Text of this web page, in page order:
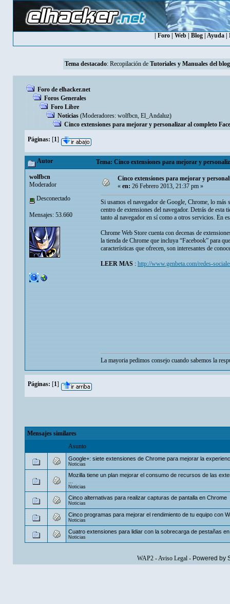
Foro Web Blog Ayuda
Tema destacado: Recopilación de Tutoriales y Manuales del blog
Foro de elhacker.net
Foros Generales
Foro Libre
Noticias (Moderadores: wolfbcn, El_Andaluz)
Cinco extensiones para mejorar y personalizar al completo
Páginas: [1]
Autor Tema: Cinco extensiones para mejorar y
wolfbcn
Moderador
Desconectado
Mensajes: 53.660
Cinco extensiones para mejorar y
«en:26 Febrero 2013, 21:37 pm »
Si usamos el navegador de Google, Chrome, lo más
centro de extensiones del navegador. Detrás de
tanto al navegador en sí como a otros servicios. En
Chrome Web Store cuenta con decenas de
la tienda de Chrome que incluya “Facebook” para
características que ofrecen, son interesantes de
LEER MAS:http://www.genbeta.com/redes-
La mayoria pedimos consejo cuando sabemos la
Páginas: [1]
Mensajes similares
Asunto
Google+: siete extensiones de Chrome para mejorar la
Noticias
Mozilla tiene un plan mejorar el consumo de recursos de las
...
Noticias
Cinco alternativas para realizar capturas de pantalla en Chrome
Noticias
Cinco programas para mejorar el rendimiento de tu equipo con
Noticias
Cuatro extensiones para lidiar con la sobrecarga de pestañas
Noticias
WAP2-Aviso Legal- Powered by